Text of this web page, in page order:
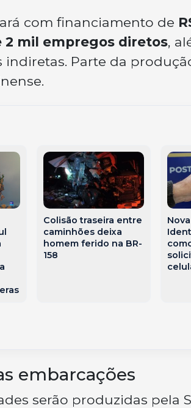
com financiamento de
2 mil empregos diretos,
Parte da
Colisão traseira entre
caminhões deixa
homem ferido na BR-
158
embarcações
serão produzidas pela